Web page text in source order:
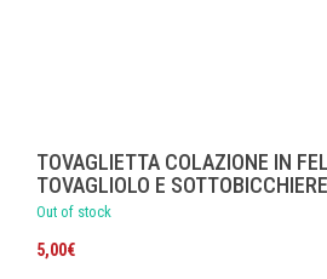
TOVAGLIETTA COLAZIONE IN
TOVAGLIOLO E
Out of stock
5,00€